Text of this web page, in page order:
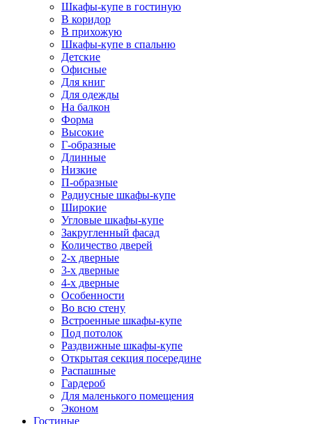
Шкафы-купе в гостиную
В коридор
В прихожую
Шкафы-купе в спальню
Детские
Офисные
Для книг
Для одежды
На балкон
Форма
Высокие
Г-образные
Длинные
Низкие
П-образные
Радиусные шкафы-купе
Широкие
Угловые шкафы-купе
Закругленный фасад
Количество дверей
2-х дверные
3-х дверные
4-х дверные
Особенности
Во всю стену
Встроенные шкафы-купе
Под потолок
Раздвижные шкафы-купе
Открытая секция посередине
Распашные
Гардероб
Для маленького помещения
Эконом
Гостиные